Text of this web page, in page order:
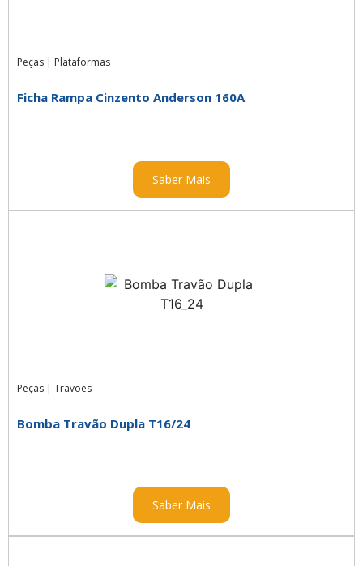
Peças | Plataformas
Ficha Rampa Cinzento Anderson 160A
Saber Mais
Peças | Travões
Bomba Travão Dupla T16/24
Saber Mais